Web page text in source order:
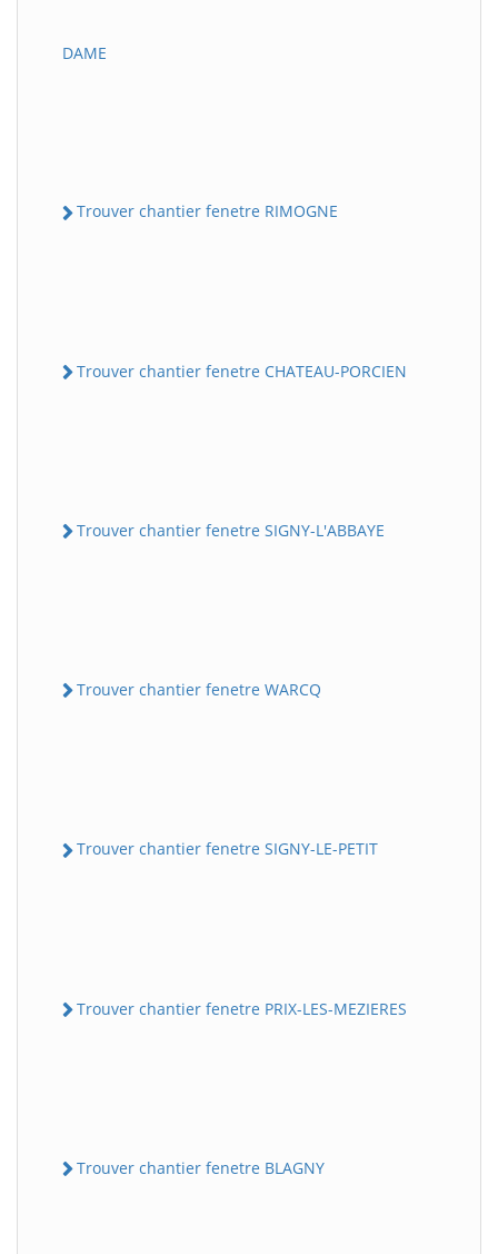
DAME
Trouver chantier fenetre RIMOGNE
Trouver chantier fenetre CHATEAU-PORCIEN
Trouver chantier fenetre SIGNY-L'ABBAYE
Trouver chantier fenetre WARCQ
Trouver chantier fenetre SIGNY-LE-PETIT
Trouver chantier fenetre PRIX-LES-MEZIERES
Trouver chantier fenetre BLAGNY